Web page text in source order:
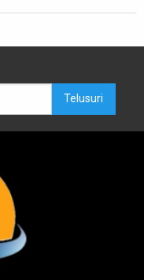
Telusuri